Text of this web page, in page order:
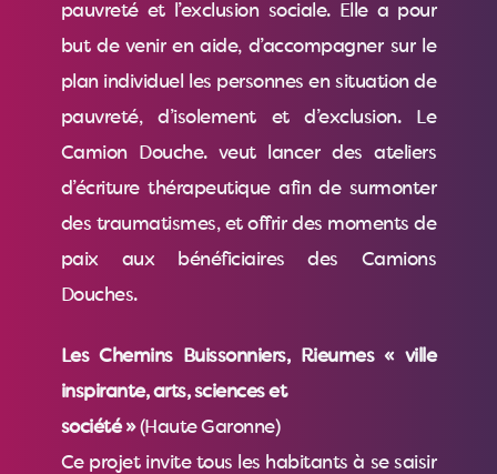
pauvreté et l’exclusion sociale. Elle a pour
but de venir en aide, d’accompagner sur le
plan individuel les personnes en situation de
pauvreté, d’isolement et d’exclusion. Le
Camion Douche. veut lancer des ateliers
d’écriture thérapeutique afin de surmonter
des traumatismes, et offrir des moments de
paix aux bénéficiaires des Camions
Douches.
Les Chemins Buissonniers, Rieumes « ville
inspirante, arts, sciences et
société »(Haute Garonne)
Ce projet invite tous les habitants à se saisir